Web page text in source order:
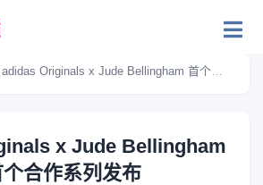
adidas Originals x Jude Bellingham 首个合作系列发布
x Jude Bellingham
个合作系列发布